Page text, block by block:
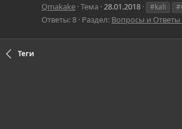
Qmakake Тема 28.01.2018 #kali
Ответы: 8 Раздел: Вопросы и
Теги